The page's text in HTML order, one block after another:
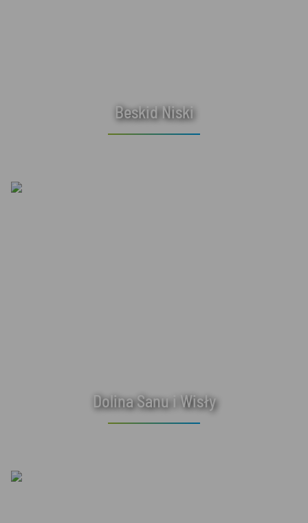
Beskid Niski
Dolina Sanu i Wisły